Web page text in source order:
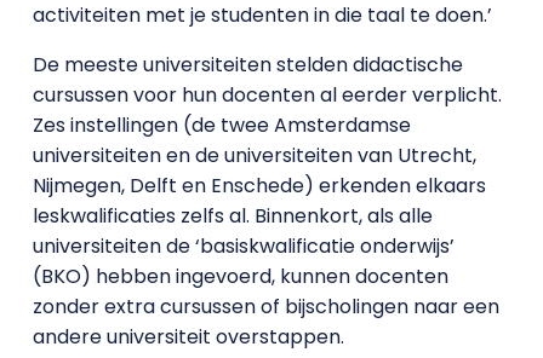
activiteiten met je studenten in die taal te doen.’
De meeste universiteiten stelden didactische
cursussen voor hun docenten al eerder verplicht.
Zes instellingen (de twee Amsterdamse
universiteiten en de universiteiten van Utrecht,
Nijmegen, Delft en Enschede) erkenden elkaars
leskwalificaties zelfs al. Binnenkort, als alle
universiteiten de ‘basiskwalificatie onderwijs’
(BKO) hebben ingevoerd, kunnen docenten
zonder extra cursussen of bijscholingen naar een
andere universiteit overstappen.